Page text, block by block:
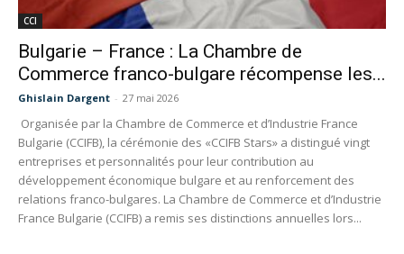
CCI
Bulgarie – France : La Chambre de
Commerce franco-bulgare récompense les...
Ghislain Dargent - 27 mai 2026
Organisée par la Chambre de Commerce et d’Industrie France
Bulgarie (CCIFB), la cérémonie des «CCIFB Stars» a distingué vingt
entreprises et personnalités pour leur contribution au
développement économique bulgare et au renforcement des
relations franco-bulgares. La Chambre de Commerce et d’Industrie
France Bulgarie (CCIFB) a remis ses distinctions annuelles lors...